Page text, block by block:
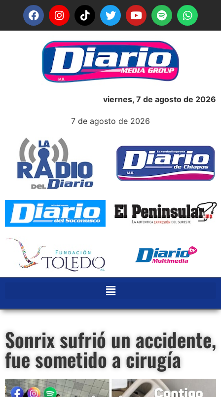
viernes, 7 de agosto de 2026
7 de agosto de 2026
Sonrix sufrió un accidente,
fue sometido a cirugía